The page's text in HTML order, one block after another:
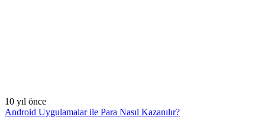
10 yıl önce
Android Uygulamalar ile Para Nasıl Kazanılır?